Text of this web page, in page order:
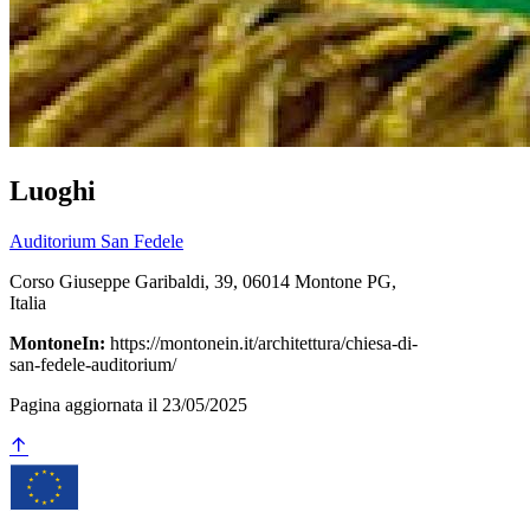
Luoghi
Auditorium San Fedele
Corso Giuseppe Garibaldi, 39, 06014 Montone PG,
Italia
MontoneIn: https://montonein.it/architettura/chiesa-di-
san-fedele-auditorium/
Pagina aggiornata il 23/05/2025